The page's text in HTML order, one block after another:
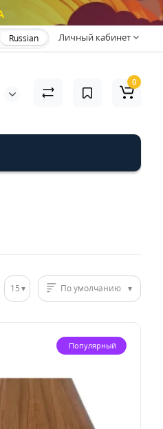
Личный кабинет
Russian
0
15 По умолчанию
Популярный